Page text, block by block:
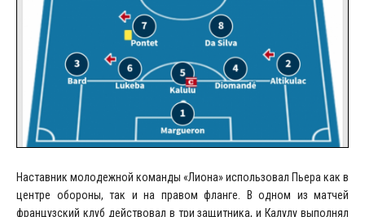
Наставник молодежной команды «Лиона» использовал Пьера как в
центре обороны, так и на правом фланге. В одном из матчей
французский клуб действовал в три защитника, и Калулу выполнял